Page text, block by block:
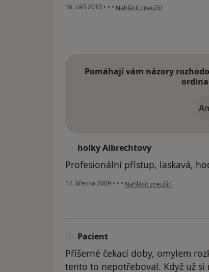
16. září 2010 • • • podle názoru uživatele Pacient
Nahlásit zneužití
Pomáhají vám názory
holky Albrechtovy
Profesionální přístup, laskavá,
17. března 2009 • • • podle názoru uživatele holky
Nahlásit zneužití
Pacient
Příšerné čekací doby, omylem
tento to nepotřeboval. Když už